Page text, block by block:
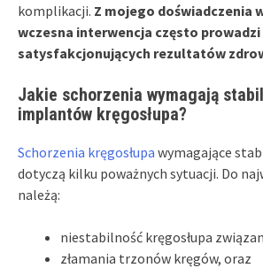
komplikacji. Z mojego doświadczenia
wczesna interwencja często
satysfakcjonujących rezultatów
Jakie schorzenia wymagają
implantów kręgosłupa?
Schorzenia kręgosłupa wymagające
dotyczą kilku poważnych sytuacji. Do
należą:
niestabilność kręgosłupa
złamania trzonów kręgów, oraz